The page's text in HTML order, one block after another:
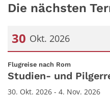
Die nächsten
30 Okt. 2026
Datum: 30. Oktober 2026
Flugreise nach Rom:
Studien- und
30. Okt. 2026 - 4. Nov. 2026